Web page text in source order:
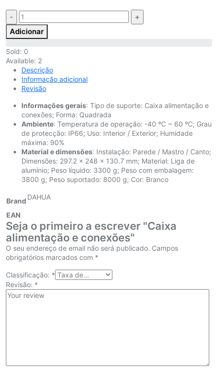
Quantidade:
Adicionar
Sold: 0
Available: 2
Descrição
Informação adicional
Revisão
Informações gerais: Tipo de suporte: Caixa alimentação e
conexões; Forma: Quadrada
Ambiente: Temperatura de operação: -40 ºC ~ 60 ºC; Grau
de protecção: IP66; Uso: Interior / Exterior; Humidade
máxima: 90%
Material e dimensões: Instalação: Parede / Mastro / Canto;
Dimensões: 297.2 x 248 x 130.7 mm; Material: Liga de
alumínio; Peso líquido: 3300 g; Peso com embalagem:
3800 g; Peso suportado: 8000 g; Cor: Branco
Brand DAHUA
EAN
Seja o primeiro a escrever "Caixa
alimentação e conexões"
O seu endereço de email não será publicado. Campos
obrigatórios marcados com *
Classificação: *
Revisão: *